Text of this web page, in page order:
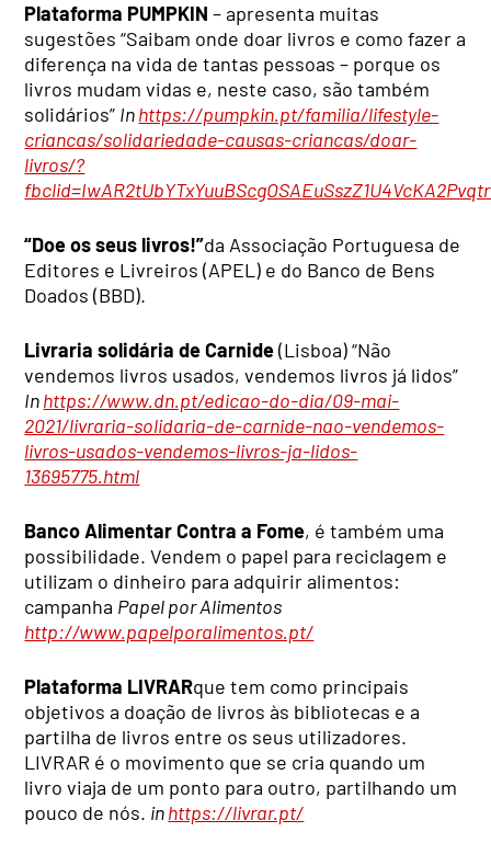
Plataforma PUMPKIN– apresenta muitas
sugestões “Saibam onde doar livros e como fazer a
diferença na vida de tantas pessoas – porque os
livros mudam vidas e, neste caso, são também
solidários” Inhttps://pumpkin.pt/familia/lifestyle-
criancas/solidariedade-causas-criancas/doar-
livros/?
“Doe os seus livros!”da Associação Portuguesa de
Editores e Livreiros (APEL) e do Banco de Bens
Doados (BBD).
Livraria solidária de Carnide(Lisboa) “Não
vendemos livros usados, vendemos livros já lidos”
Inhttps://www.dn.pt/edicao-do-dia/09-mai-
2021/livraria-solidaria-de-carnide-nao-vendemos-
livros-usados-vendemos-livros-ja-lidos-
13695775.html
Banco Alimentar Contra a Fome, é também uma
possibilidade. Vendem o papel para reciclagem e
utilizam o dinheiro para adquirir alimentos:
campanha Papel por Alimentos
http://www.papelporalimentos.pt/
Plataforma LIVRARque tem como principais
objetivos a doação de livros às bibliotecas e a
partilha de livros entre os seus utilizadores.
LIVRAR é o movimento que se cria quando um
livro viaja de um ponto para outro, partilhando um
pouco de nós. inhttps://livrar.pt/